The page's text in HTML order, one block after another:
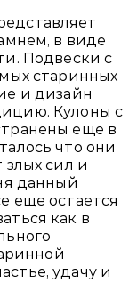
в виде
Подвески с
старинных
и дизайн
Кулоны с
еще в
что они
сил и
данный
еще остается
как в
удачу и